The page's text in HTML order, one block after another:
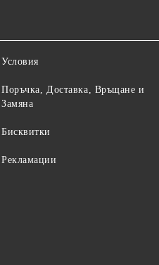
Условия
Поръчка, Доставка, Връщане и
Замяна
Бисквитки
Рекламации